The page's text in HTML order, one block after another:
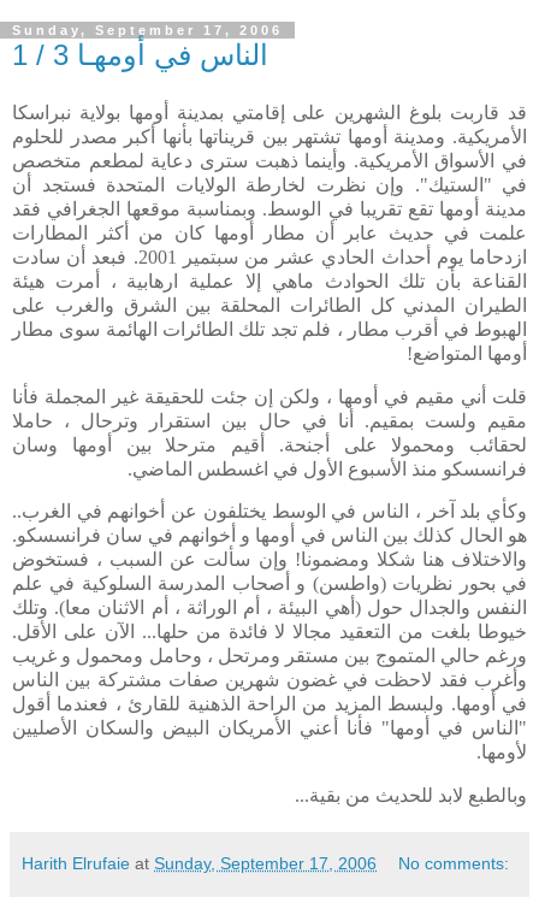
Sunday, September 17, 2006
الناس في أومهـا 3 / 1
قد قاربت بلوغ الشهرين على إقامتي بمدينة أومها بولاية نبراسكا
الأمريكية. ومدينة أومها تشتهر بين قريناتها بأنها أكبر مصدر للحلوم
في الأسواق الأمريكية. وأينما ذهبت سترى دعاية لمطعم متخصص
في "الستيك". وإن نظرت لخارطة الولايات المتحدة فستجد أن
مدينة أومها تقع تقريبا في الوسط. وبمناسبة موقعها الجغرافي فقد
علمت في حديث عابر أن مطار أومها كان من أكثر المطارات
ازدحاما يوم أحداث الحادي عشر من سبتمير 2001. فبعد أن سادت
القناعة بأن تلك الحوادث ماهي إلا عملية ارهابية ، أمرت هيئة
الطيران المدني كل الطائرات المحلقة بين الشرق والغرب على
الهبوط في أقرب مطار ، فلم تجد تلك الطائرات الهائمة سوى مطار
أومها المتواضع!
قلت أني مقيم في أومها ، ولكن إن جئت للحقيقة غير المجملة فأنا
مقيم ولست بمقيم. أنا في حال بين استقرار وترحال ، حاملا
لحقائب ومحمولا على أجنحة. أقيم مترحلا بين أومها وسان
فرانسسكو منذ الأسبوع الأول في اغسطس الماضي.
وكأي بلد آخر ، الناس في الوسط يختلفون عن أخوانهم في الغرب..
هو الحال كذلك بين الناس في أومها و أخوانهم في سان فرانسسكو.
والاختلاف هنا شكلا ومضمونا! وإن سألت عن السبب ، فستخوض
في بحور نظريات (واطسن) و أصحاب المدرسة السلوكية في علم
النفس والجدال حول (أهي البيئة ، أم الوراثة ، أم الاثنان معا). وتلك
خيوطا بلغت من التعقيد مجالا لا فائدة من حلها... الآن على الأقل.
ورغم حالي المتموج بين مستقر ومرتحل ، وحامل ومحمول و غريب
وأغرب فقد لاحظت في غضون شهرين صفات مشتركة بين الناس
في أومها. ولبسط المزيد من الراحة الذهنية للقارئ ، فعندما أقول
"الناس في أومها" فأنا أعني الأمريكان البيض والسكان الأصليين
لأومها.
وبالطبع لابد للحديث من بقية...
Harith Elrufaie at Sunday, September 17, 2006 No comments: